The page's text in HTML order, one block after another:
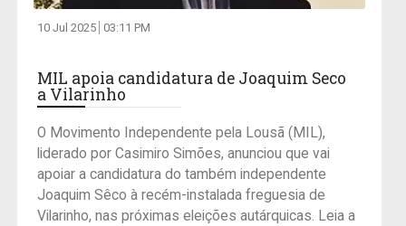
10 Jul 2025 03:11 PM
MIL apoia candidatura de Joaquim Seco
a Vilarinho
O Movimento Independente pela Lousã (MIL),
liderado por Casimiro Simões, anunciou que vai
apoiar a candidatura do também independente
Joaquim Sêco à recém-instalada freguesia de
Vilarinho, nas próximas eleições autárquicas. Leia a